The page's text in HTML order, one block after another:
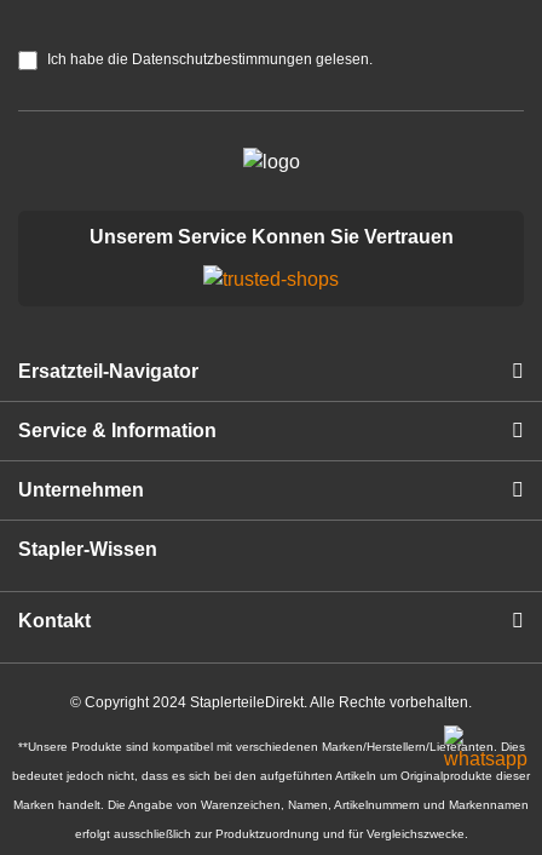
Ich habe die Datenschutzbestimmungen gelesen.
Unserem Service Konnen Sie Vertrauen
Ersatzteil-Navigator
Service & Information
Unternehmen
Stapler-Wissen
Kontakt
© Copyright 2024 StaplerteileDirekt. Alle Rechte vorbehalten.
**Unsere Produkte sind kompatibel mit verschiedenen Marken/Herstellern/Lieferanten. Dies
bedeutet jedoch nicht, dass es sich bei den aufgeführten Artikeln um Originalprodukte dieser
Marken handelt. Die Angabe von Warenzeichen, Namen, Artikelnummern und Markennamen
erfolgt ausschließlich zur Produktzuordnung und für Vergleichszwecke.